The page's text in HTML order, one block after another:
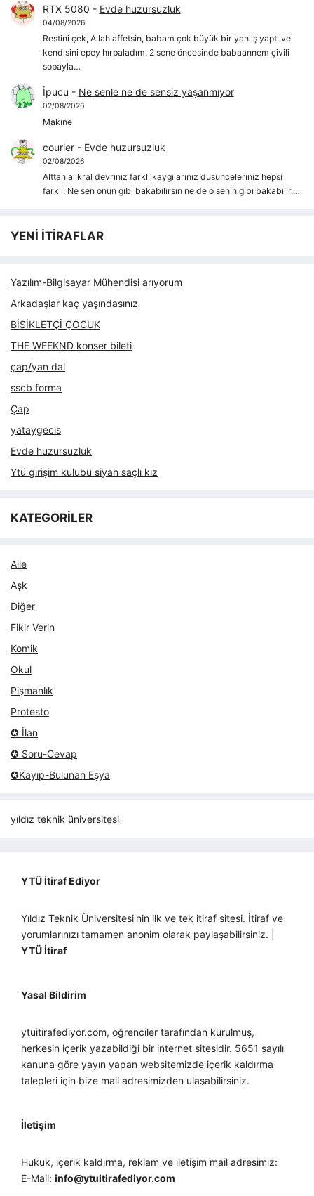
RTX 5080 - Evde huzursuzluk
04/08/2026
Restini çek, Allah affetsin, babam çok büyük bir yanlış yaptı ve
kendisini epey hırpaladım, 2 sene öncesinde babaannem çivili
sopayla…
İpucu - Ne senle ne de sensiz yaşanmıyor
02/08/2026
Makine
courier- Evde huzursuzluk
02/08/2026
Alttan al kral devriniz farkli kaygılarıniz dusunceleriniz hepsi
farkli. Ne sen onun gibi bakabilirsin ne de o senin gibi bakabilir.…
YENİ İTİRAFLAR
Yazılım-Bilgisayar Mühendisi arıyorum
Arkadaşlar kaç yaşındasınız
BİSİKLETÇİ ÇOCUK
THE WEEKND konser bileti
çap/yan dal
sscb forma
Çap
yataygecis
Evde huzursuzluk
Ytü girişim kulubu siyah saçlı kız
KATEGORİLER
Aile
Aşk
Diğer
Fikir Verin
Komik
Okul
Pişmanlık
Protesto
✪ İlan
✪ Soru-Cevap
✪Kayıp-Bulunan Eşya
yıldız teknik üniversitesi
YTÜ İtiraf Ediyor
Yıldız Teknik Üniversitesi'nin ilk ve tek itiraf sitesi. İtiraf ve
yorumlarınızı tamamen anonim olarak paylaşabilirsiniz. |
YTÜ İtiraf
Yasal Bildirim
ytuitirafediyor.com, öğrenciler tarafından kurulmuş,
herkesin içerik yazabildiği bir internet sitesidir. 5651 sayılı
kanuna göre yayın yapan websitemizde içerik kaldırma
talepleri için bize mail adresimizden ulaşabilirsiniz.
İletişim
Hukuk, içerik kaldırma, reklam ve iletişim mail adresimiz:
E-Mail: info@ytuitirafediyor.com